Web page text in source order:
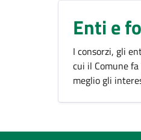
Enti e
I consorzi, gli
cui il Comune
meglio gli